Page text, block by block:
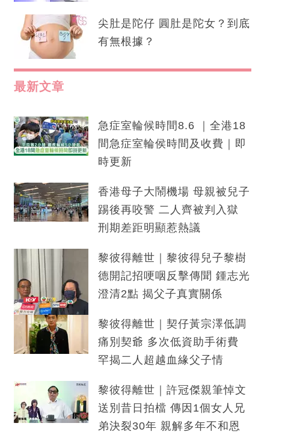
尖肚是陀仔 圓肚是陀女？到底
有無根據？
最新文章
急症室輪候時間8.6 ｜全港18
間急症室輪侯時間及收費｜即
時更新
香港母子大鬧機場 母親被兒子
踢後再咬警 二人齊被判入獄
刑期差距明顯惹熱議
黎彼得離世｜黎彼得兒子黎樹
德開記招哽咽反擊傳聞 鍾志光
澄清2點 揭父子真實關係
黎彼得離世｜契仔黃宗澤低調
痛別契爺 多次低資助手術費
罕揭二人超越血緣父子情
黎彼得離世｜許冠傑親筆悼文
送別昔日拍檔 傳因1個女人兄
弟決裂30年 親解多年不和恩